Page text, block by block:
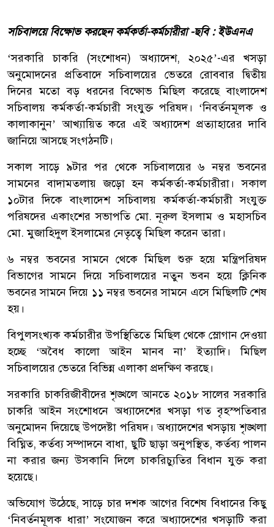
সচিবালয়ে বিক্ষোভ করছেন কর্মকর্তা-কর্মচারীরা -ছবি : ইউএনএ
‘সরকারি চাকরি (সংশোধন) অধ্যাদেশ, ২০২৫’-এর খসড়া
অনুমোদনের প্রতিবাদে সচিবালয়ের ভেতরে রোববার দ্বিতীয়
দিনের মতো বড় ধরনের বিক্ষোভ মিছিল করেছে বাংলাদেশ
সচিবালয় কর্মকর্তা-কর্মচারী সংযুক্ত পরিষদ। ‘নিবর্তনমূলক ও
কালাকানুন’ আখ্যায়িত করে এই অধ্যাদেশ প্রত্যাহারের দাবি
জানিয়ে আসছে সংগঠনটি।
সকাল সাড়ে ৯টার পর থেকে সচিবালয়ের ৬ নম্বর ভবনের
সামনের বাদামতলায় জড়ো হন কর্মকর্তা-কর্মচারীরা। সকাল
১০টার দিকে বাংলাদেশ সচিবালয় কর্মকর্তা-কর্মচারী সংযুক্ত
পরিষদের একাংশের সভাপতি মো. নূরুল ইসলাম ও মহাসচিব
মো. মুজাহিদুল ইসলামের নেতৃত্বে মিছিল করেন তারা।
৬ নম্বর ভবনের সামনে থেকে মিছিল শুরু হয়ে মন্ত্রিপরিষদ
বিভাগের সামনে দিয়ে সচিবালয়ের নতুন ভবন হয়ে ক্লিনিক
ভবনের সামনে দিয়ে ১১ নম্বর ভবনের সামনে এসে মিছিলটি শেষ
হয়।
বিপুলসংখ্যক কর্মচারীর উপস্থিতিতে মিছিল থেকে স্লোগান দেওয়া
হচ্ছে ‘অবৈধ কালো আইন মানব না’ ইত্যাদি। মিছিল
সচিবালয়ের ভেতরে বিভিন্ন এলাকা প্রদক্ষিণ করছে।
সরকারি চাকরিজীবীদের শৃঙ্খলে আনতে ২০১৮ সালের সরকারি
চাকরি আইন সংশোধনে অধ্যাদেশের খসড়া গত বৃহস্পতিবার
অনুমোদন দিয়েছে উপদেষ্টা পরিষদ। অধ্যাদেশের খসড়ায় শৃঙ্খলা
বিঘ্নিত, কর্তব্য সম্পাদনে বাধা, ছুটি ছাড়া অনুপস্থিত, কর্তব্য পালন
না করার জন্য উসকানি দিলে চাকরিচ্যুতির বিধান যুক্ত করা
হয়েছে।
অভিযোগ উঠেছে, সাড়ে চার দশক আগের বিশেষ বিধানের কিছু
‘নিবর্তনমূলক ধারা’ সংযোজন করে অধ্যাদেশের খসড়াটি করা